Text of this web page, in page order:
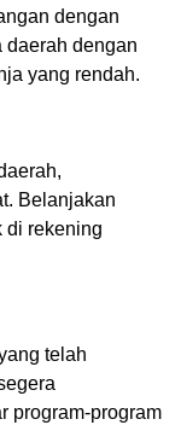
dengan
daerah dengan
yang rendah.
Belanjakan
di rekening
telah
program-program